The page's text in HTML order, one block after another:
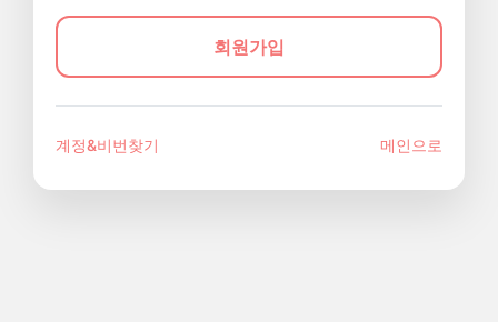
회원가입
계정&비번찾기 메인으로